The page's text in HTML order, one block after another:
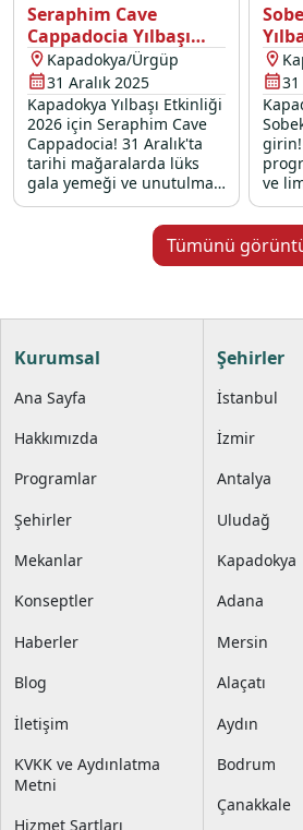
Seraphim Cave
Cappadocia Yılbaşı
Programı 2026
Kapadokya/Ürgüp
31 Aralık 2025
Kapadokya Yılbaşı Etkinliği
2026 için Seraphim Cave
Cappadocia! 31 Aralık'ta
tarihi mağaralarda lüks
gala yemeği ve unutulmaz
yılbaşı programı!
31
girin!
ve
Tümünü
Kurumsal
Ana Sayfa
Hakkımızda
Programlar
Şehirler
Mekanlar
Konseptler
Haberler
Blog
İletişim
KVKK ve Aydınlatma
Metni
Hizmet Şartları
Şehirler
İstanbul
İzmir
Antalya
Uludağ
Kapadokya
Adana
Mersin
Alaçatı
Aydın
Bodrum
Çanakkale